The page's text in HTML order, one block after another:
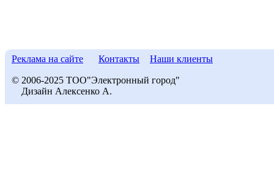
Реклама на сайте Контакты Наши клиенты
© 2006-2025 ТОО"Электронный город"
Дизайн Алексенко А.